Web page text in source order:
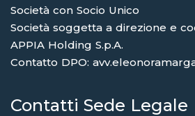
Società con Socio Unico
Società soggetta a direzione e
APPIA Holding S.p.A.
Contatto DPO:
Contatti Sede Legale